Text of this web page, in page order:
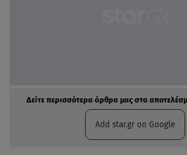
Δείτε περισσότερα άρθρα μας στα
Add star.gr on Google